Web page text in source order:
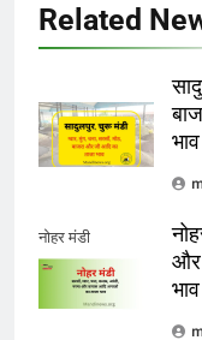
Related
भाव
नोहर मंडी
और